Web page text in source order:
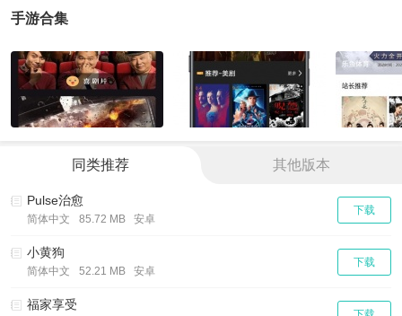
手游合集
同类推荐 其他版本
Pulse治愈
简体中文 85.72 MB 安卓
下载
小黄狗
简体中文 52.21 MB 安卓
下载
福家享受